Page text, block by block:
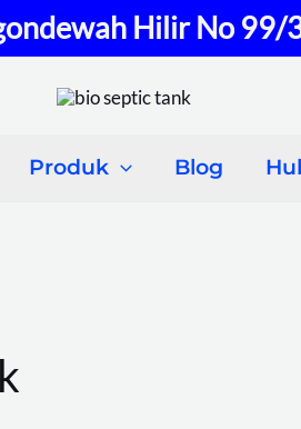
Hilir No 99/
Produk Blog